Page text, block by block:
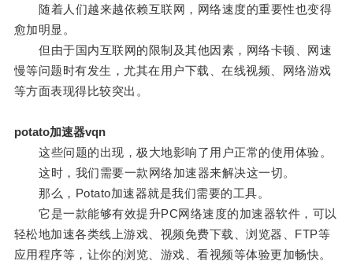
随着人们越来越依赖互联网，网络速度的重要性也变得
愈加明显。
但由于国内互联网的限制及其他因素，网络卡顿、网速
慢等问题时有发生，尤其在用户下载、在线视频、网络游戏
等方面表现得比较突出。
potato加速器vqn
这些问题的出现，极大地影响了用户正常的使用体验。
这时，我们需要一款网络加速器来解决这一切。
那么，Potato加速器就是我们需要的工具。
它是一款能够有效提升PC网络速度的加速器软件，可以
轻松地加速各类线上游戏、视频免费下载、浏览器、FTP等
应用程序等，让你的浏览、游戏、看视频等体验更加畅快。